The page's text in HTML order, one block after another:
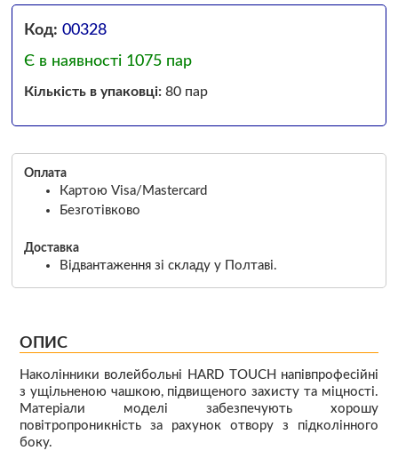
Код: 00328
Є в наявності 1075 пар
Кількість в упаковці:80 пар
Оплата
Картою Visa/Mastercard
Безготівково
Доставка
Відвантаження зі складу у Полтаві.
ОПИС
Наколінники волейбольні HARD TOUCH напівпрофесійні
з ущільненою чашкою, підвищеного захисту та міцності.
Матеріали моделі забезпечують хорошу
повітропроникність за рахунок отвору з підколінного
боку.